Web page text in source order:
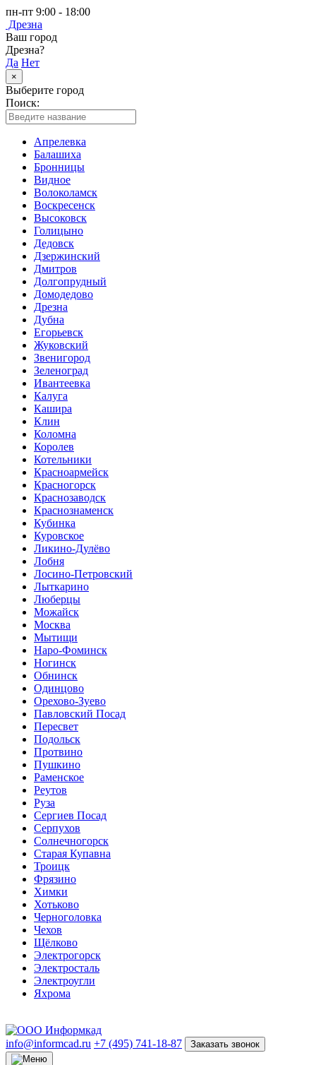
пн-пт 9:00 - 18:00
Дрезна
Ваш город
Дрезна?
Да Нет
×
Выберите город
Поиск:
Апрелевка
Балашиха
Бронницы
Видное
Волоколамск
Воскресенск
Высоковск
Голицыно
Дедовск
Дзержинский
Дмитров
Долгопрудный
Домодедово
Дрезна
Дубна
Егорьевск
Жуковский
Звенигород
Зеленоград
Ивантеевка
Калуга
Кашира
Клин
Коломна
Королев
Котельники
Красноармейск
Красногорск
Краснозаводск
Краснознаменск
Кубинка
Куровское
Ликино-Дулёво
Лобня
Лосино-Петровский
Лыткарино
Люберцы
Можайск
Москва
Мытищи
Наро-Фоминск
Ногинск
Обнинск
Одинцово
Орехово-Зуево
Павловский Посад
Пересвет
Подольск
Протвино
Пушкино
Раменское
Реутов
Руза
Сергиев Посад
Серпухов
Солнечногорск
Старая Купавна
Троицк
Фрязино
Химки
Хотьково
Черноголовка
Чехов
Щёлково
Электрогорск
Электросталь
Электроугли
Яхрома
info@informcad.ru +7 (495) 741-18-87 Заказать звонок